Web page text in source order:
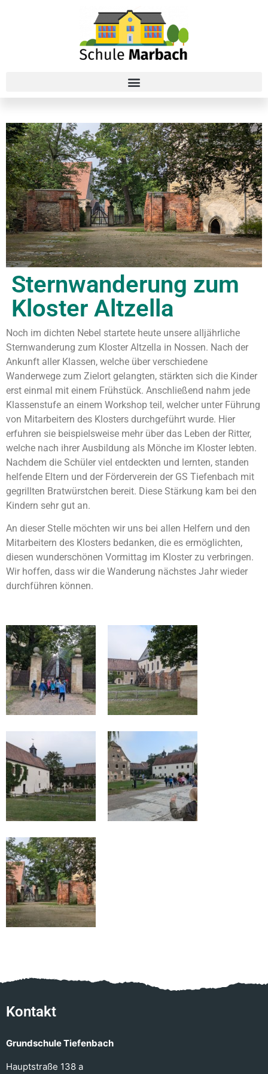
Sternwanderung zum
Kloster Altzella
Noch im dichten Nebel startete heute unsere alljährliche
Sternwanderung zum Kloster Altzella in Nossen. Nach der
Ankunft aller Klassen, welche über verschiedene
Wanderwege zum Zielort gelangten, stärkten sich die Kinder
erst einmal mit einem Frühstück. Anschließend nahm jede
Klassenstufe an einem Workshop teil, welcher unter Führung
von Mitarbeitern des Klosters durchgeführt wurde. Hier
erfuhren sie beispielsweise mehr über das Leben der Ritter,
welche nach ihrer Ausbildung als Mönche im Kloster lebten.
Nachdem die Schüler viel entdeckten und lernten, standen
helfende Eltern und der Förderverein der GS Tiefenbach mit
gegrillten Bratwürstchen bereit. Diese Stärkung kam bei den
Kindern sehr gut an.
An dieser Stelle möchten wir uns bei allen Helfern und den
Mitarbeitern des Klosters bedanken, die es ermöglichten,
diesen wunderschönen Vormittag im Kloster zu verbringen.
Wir hoffen, dass wir die Wanderung nächstes Jahr wieder
durchführen können.
Kontakt
Grundschule Tiefenbach
Hauptstraße 138 a